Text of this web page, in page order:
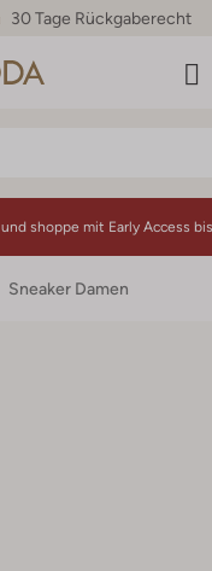
30 Tage Rückgaberecht
und shoppe mit Early Access
Sneaker Damen